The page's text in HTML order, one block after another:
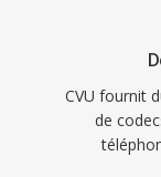
CVU fournit
de